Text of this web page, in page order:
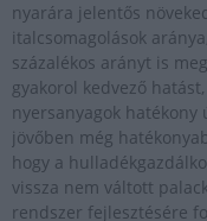
nyarára jelentős
italcsomagolások
százalékos arányt is
gyakorol kedvező
nyersanyagok hatékony
jövőben még
hogy a
vissza nem váltott
rendszer fejlesztésére